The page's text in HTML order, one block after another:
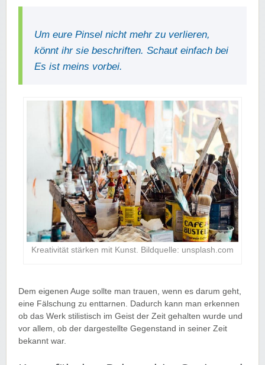
Um eure Pinsel nicht mehr zu verlieren,
könnt ihr sie beschriften. Schaut einfach bei
Es ist meins vorbei.
Kreativität stärken mit Kunst. Bildquelle: unsplash.com
Dem eigenen Auge sollte man trauen, wenn es darum geht,
eine Fälschung zu enttarnen. Dadurch kann man erkennen
ob das Werk stilistisch im Geist der Zeit gehalten wurde und
vor allem, ob der dargestellte Gegenstand in seiner Zeit
bekannt war.